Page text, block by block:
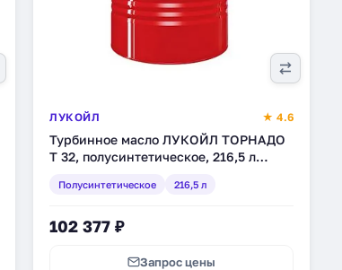
ЛУКОЙЛ ★ 4.6
Турбинное масло ЛУКОЙЛ ТОРНАДО
Т 32, полусинтетическое, 216,5 л
Полусинтетическое 216,5 л
102 377 ₽
Запрос цены